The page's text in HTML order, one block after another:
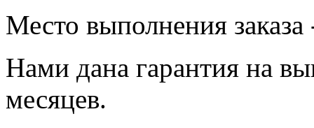
Место выполнения
Нами дана гарантия на
месяцев.